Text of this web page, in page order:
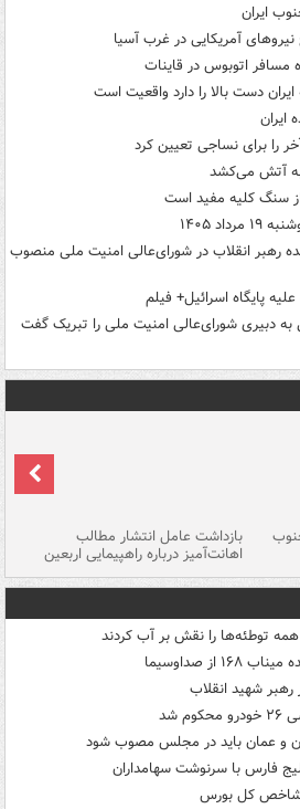
ایران
نیروهای آمریکایی در غرب آسیا
دست بالا را دارد واقعیت است
ایران
را برای نساجی تعیین کرد
آتش می‌کشد
از سنگ کلیه مفید است
۱۴۰۵
رهبر انقلاب در شورای‌عالی امنیت ملی منصوب
پایگاه اسرائیل+ فیلم
دبیری شورای‌عالی امنیت ملی را تبریک گفت
بازداشت عامل انتشار مطالب
اهانت‌آمیز درباره راهپیمایی اربعین
توطئه‌ها را نقش بر آب کردند
از صداوسیما
شهید انقلاب
شد
و عمان باید در مجلس مصوب شود
فارس با سرنوشت سهامداران